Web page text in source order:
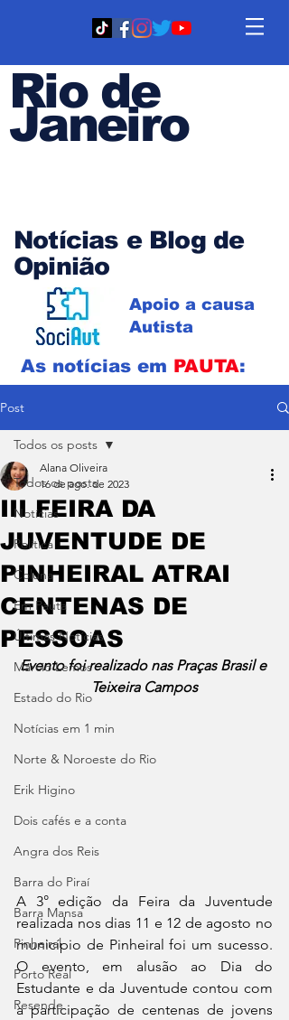
Rio de
Janeiro
Notícias e Blog de
Opinião
Apoio a causa
Autista
As notícias em PAUTA:
Post
Todos os posts
Notícias
Política
Coluna
Em Pauta
Últimas Notícias
Márcio Lemos
Estado do Rio
Notícias em 1 min
Norte & Noroeste do Rio
Erik Higino
Dois cafés e a conta
Angra dos Reis
Barra do Piraí
Barra Mansa
Pinheiral
Porto Real
Resende
Todos os posts
III FEIRA DA
JUVENTUDE DE
PINHEIRAL ATRAI
CENTENAS DE
PESSOAS
Alana Oliveira
16 de ago. de 2023
Evento foi realizado nas Praças Brasil e
Teixeira Campos
A 3° edição da Feira da Juventude
realizada nos dias 11 e 12 de agosto no
município de Pinheiral foi um sucesso.
O evento, em alusão ao Dia do
Estudante e da Juventude contou com
a participação de centenas de jovens